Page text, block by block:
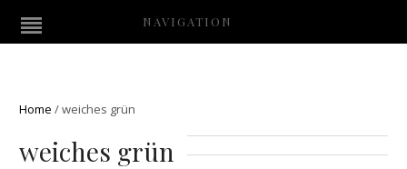
NAVIGATION
Home /weiches grün
weiches grün